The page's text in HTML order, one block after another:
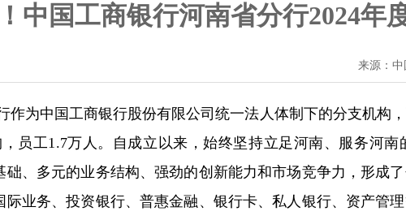
印
示
南
题
教师系统
社会招聘
校园招聘
教师医疗 网上报名
校园招聘
在线面试
人力资源
政务培训
中国工商银行河南省分行2024年
来源：中
作为中国工商银行股份有限公司统一法人体制下的分支机构
员工1.7万人。自成立以来，始终坚持立足河南、服务河
础、多元的业务结构、强劲的创新能力和市场竞争力，形成
际业务、投资银行、普惠金融、银行卡、私人银行、资产管